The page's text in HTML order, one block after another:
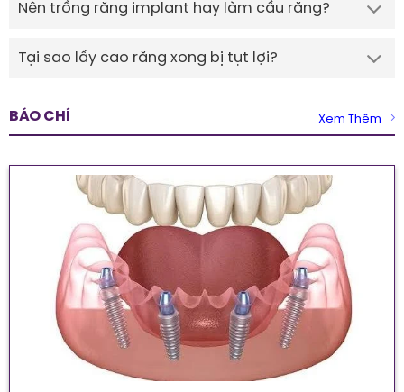
Nên trồng răng implant hay làm cầu răng?
Tại sao lấy cao răng xong bị tụt lợi?
BÁO CHÍ Xem Thêm